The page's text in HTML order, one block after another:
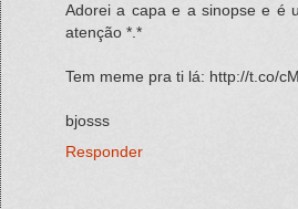
Adorei a capa e a sinopse e é
atenção *.*
Tem meme pra ti lá: http://t.co/
bjosss
Responder